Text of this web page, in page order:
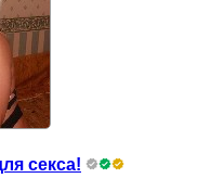
секса!